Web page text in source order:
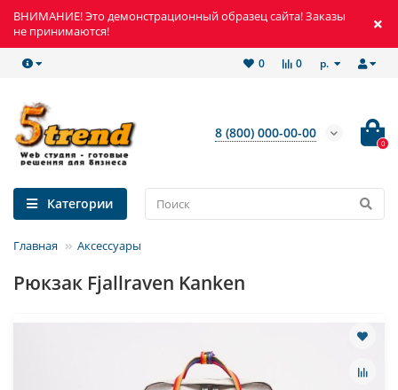
ВНИМАНИЕ! Это демонстрационный образец сайта! Заказы
не принимаются!
р.
0
0
8 (800) 000-00-00
0
Категории
Главная Аксессуары
Рюкзак Fjallraven Kanken